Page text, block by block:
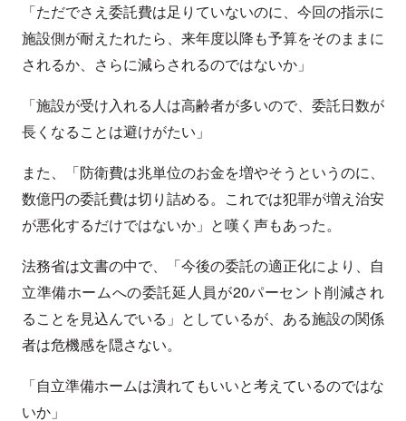
「ただでさえ委託費は足りていないのに、今回の指示に
施設側が耐えたれたら、来年度以降も予算をそのままに
されるか、さらに減らされるのではないか」
「施設が受け入れる人は高齢者が多いので、委託日数が
長くなることは避けがたい」
また、「防衛費は兆単位のお金を増やそうというのに、
数億円の委託費は切り詰める。これでは犯罪が増え治安
が悪化するだけではないか」と嘆く声もあった。
法務省は文書の中で、「今後の委託の適正化により、自
立準備ホームへの委託延人員が20パーセント削減され
ることを見込んでいる」としているが、ある施設の関係
者は危機感を隠さない。
「自立準備ホームは潰れてもいいと考えているのではな
いか」